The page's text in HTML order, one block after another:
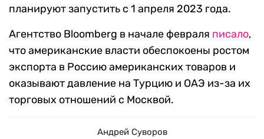
планируют запустить с 1 апреля 2023 года.
Агентство Bloomberg в начале февраля писало,
что американские власти обеспокоены ростом
экспорта в Россию американских товаров и
оказывают давление на Турцию и ОАЭ из-за их
торговых отношений с Москвой.
Андрей Суворов